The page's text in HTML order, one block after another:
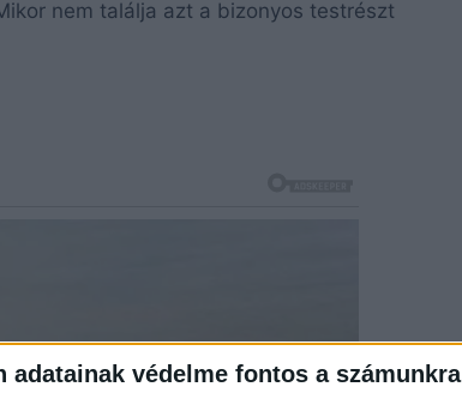
adatainak védelme fontos a számunkra
nem találja azt a bizonyos testrészt